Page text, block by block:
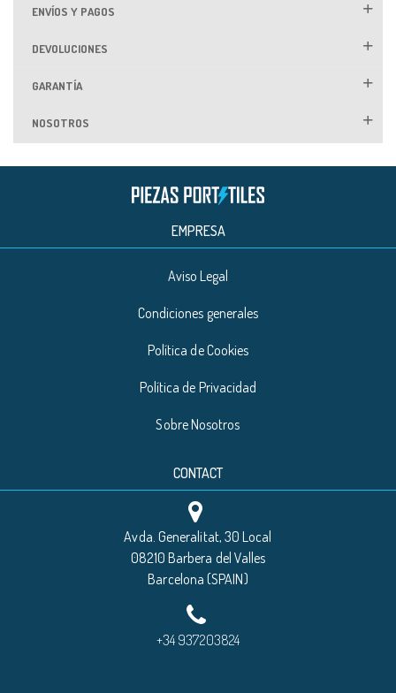
ENVÍOS Y PAGOS
DEVOLUCIONES
GARANTÍA
NOSOTROS
EMPRESA
Aviso Legal
Condiciones generales
Política de Cookies
Política de Privacidad
Sobre Nosotros
CONTACT
Avda. Generalitat, 30 Local
08210 Barbera del Valles
Barcelona (SPAIN)
+34 937203824